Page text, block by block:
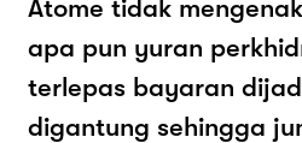
Atome tidak
apa pun yuran
terlepas bayaran
digantung sehingga